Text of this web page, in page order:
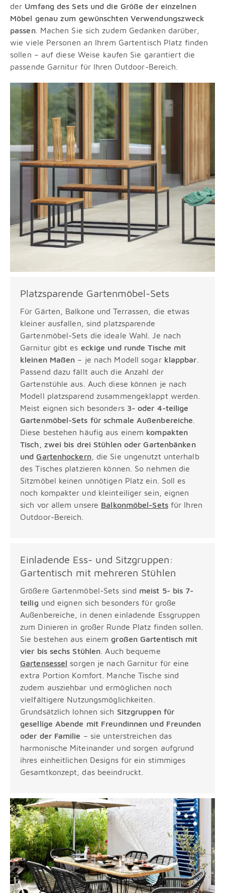
der Umfang des Sets und die Größe der einzelnen
Möbel genau zum gewünschten Verwendungszweck
passen. Machen Sie sich zudem Gedanken darüber,
wie viele Personen an Ihrem Gartentisch Platz finden
sollen – auf diese Weise kaufen Sie garantiert die
passende Garnitur für Ihren Outdoor-Bereich.
Platzsparende Gartenmöbel-Sets
Für Gärten, Balkone und Terrassen, die etwas
kleiner ausfallen, sind platzsparende
Gartenmöbel-Sets die ideale Wahl. Je nach
Garnitur gibt es eckige und runde Tische mit
kleinen Maßen – je nach Modell sogar klappbar
Passend dazu fällt auch die Anzahl der
Gartenstühle aus. Auch diese können je nach
Modell platzsparend zusammengeklappt werden.
Meist eignen sich besonders 3- oder 4-teilige
Gartenmöbel-Sets für schmale Außenbereiche
Diese bestehen häufig aus einem kompakten
Tisch, zwei bis drei Stühlen oder Gartenbänken
und Gartenhockern, die Sie ungenutzt unterhalb
des Tisches platzieren können. So nehmen die
Sitzmöbel keinen unnötigen Platz ein. Soll es
noch kompakter und kleinteiliger sein, eignen
sich vor allem unsere Balkonmöbel-Setsfür Ihren
Outdoor-Bereich.
Einladende Ess- und Sitzgruppen:
Gartentisch mit mehreren Stühlen
Größere Gartenmöbel-Sets sind meist 5- bis 7-
teilig und eignen sich besonders für große
Außenbereiche, in denen einladende Essgruppen
zum Dinieren in großer Runde Platz finden sollen.
Sie bestehen aus einemgroßen Gartentisch mit
vier bis sechs Stühlen . Auch bequeme
Gartensessel sorgen je nach Garnitur für eine
extra Portion Komfort. Manche Tische sind
zudem ausziehbar und ermöglichen noch
vielfältigere Nutzungsmöglichkeiten.
Grundsätzlich lohnen sich Sitzgruppen für
gesellige Abende mit Freundinnen und Freunden
oder der Familie – sie unterstreichen das
harmonische Miteinander und sorgen aufgrund
ihres einheitlichen Designs für ein stimmiges
Gesamtkonzept, das beeindruckt.